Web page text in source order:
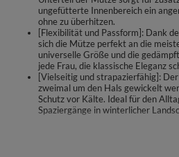
ungefütterte Innenbereich ein
ohne zu überhitzen.
[Flexibilität und Passform]: Dank
sich die Mütze perfekt an die
universelle Größe und die
jede Frau, die klassische Eleganz
[Vielseitig und strapazierfähig]:
zweimal um den Hals gewickelt
Schutz vor Kälte. Ideal für den
Spaziergänge in winterlicher